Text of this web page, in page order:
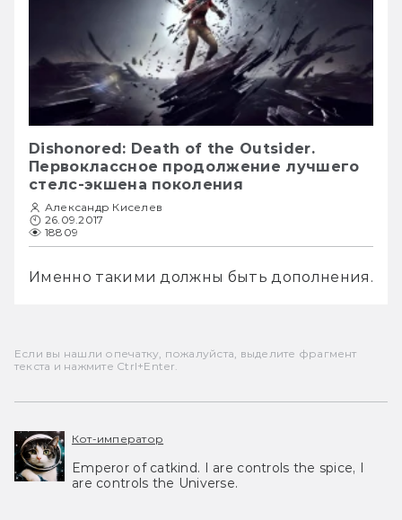
Dishonored: Death of the Outsider.
Первоклассное продолжение лучшего
стелс-экшена поколения
Александр Киселев
26.09.2017
18809
Именно такими должны быть дополнения.
Если вы нашли опечатку, пожалуйста, выделите фрагмент
текста и нажмите Ctrl+Enter.
Кот-император
Emperor of catkind. I are controls the spice, I
are controls the Universe.